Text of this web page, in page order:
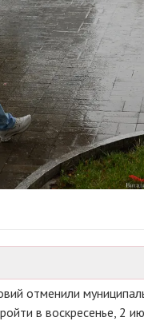
отменили
в воскресенье, 2